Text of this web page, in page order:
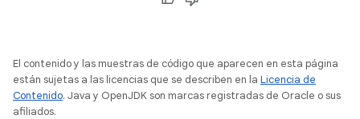
El contenido y las muestras de código que aparecen en esta página
están sujetas a las licencias que se describen en la Licencia de
Contenido. Java y OpenJDK son marcas registradas de Oracle o sus
afiliados.